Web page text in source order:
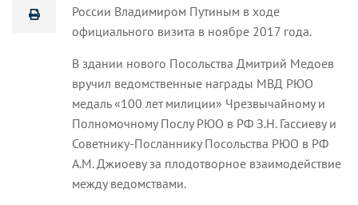
России Владимиром Путиным в ходе
официального визита в ноябре 2017 года.
В здании нового Посольства Дмитрий Медоев
вручил ведомственные награды МВД РЮО
медаль «100 лет милиции» Чрезвычайному и
Полномочному Послу РЮО в РФ З.Н. Гассиеву и
Советнику-Посланнику Посольства РЮО в РФ
А.М. Джиоеву за плодотворное взаимодействие
между ведомствами.